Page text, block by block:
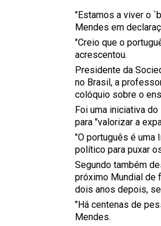
"Estamos a viver o
Mendes em
"Creio que o
acrescentou.
Presidente da
no Brasil, a
colóquio sobre o
Foi uma iniciativa do
para "valorizar a
"O português é uma
político para puxar
Segundo também
próximo Mundial de
dois anos depois,
"Há centenas de
Mendes.